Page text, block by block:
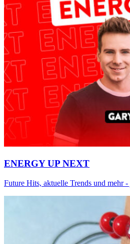
ENERGY UP NEXT
Future Hits, aktuelle Trends und mehr